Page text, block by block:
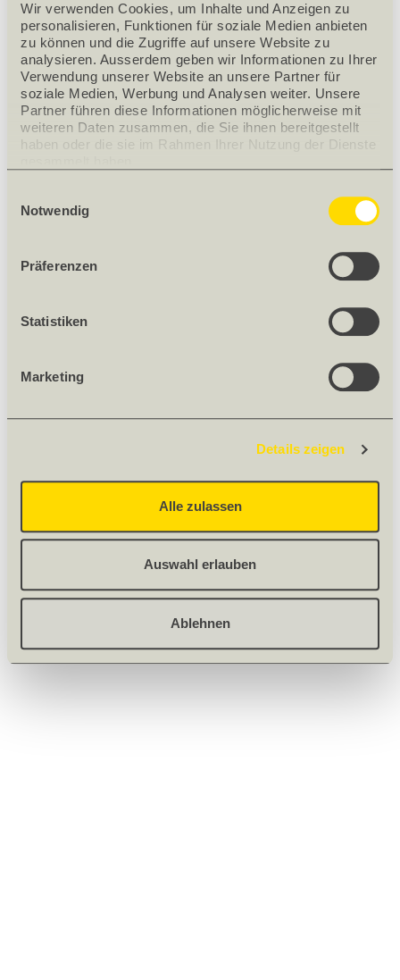
Wir verwenden Cookies, um Inhalte und Anzeigen zu
personalisieren, Funktionen für soziale Medien anbieten
zu können und die Zugriffe auf unsere Website zu
analysieren. Ausserdem geben wir Informationen zu Ihrer
Verwendung unserer Website an unsere Partner für
soziale Medien, Werbung und Analysen weiter. Unsere
Partner führen diese Informationen möglicherweise mit
weiteren Daten zusammen, die Sie ihnen bereitgestellt
haben oder die sie im Rahmen Ihrer Nutzung der Dienste
Notwendig
Präferenzen
Statistiken
Marketing
Details zeigen
Alle zulassen
Auswahl erlauben
Ablehnen